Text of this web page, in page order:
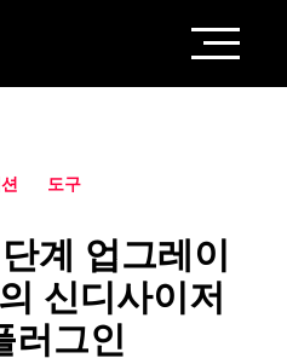
도구
계 업그레이
신디사이저
러그인